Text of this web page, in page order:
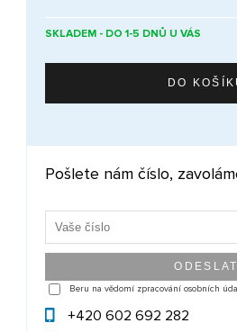
SKLADEM - DO 1-5 DNŮ U VÁS
Pošlete nám číslo,
Beru na vědomí zpracování osobních
+420 602 692 282